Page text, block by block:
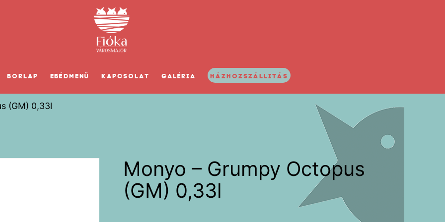
BORLAP EBÉDMENÜ KAPCSOLAT GALÉRIA HÁZHOZSZÁLLITÁS
(GM) 0,33l
Monyo – Grumpy Octopus
(GM) 0,33l